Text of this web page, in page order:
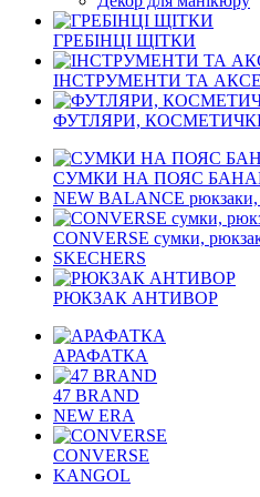
ГРЕБІНЦІ ЩІТКИ
ІНСТРУМЕНТИ ТА
ФУТЛЯРИ,
СУМКИ НА ПОЯС
NEW BALANCE рюкзаки,
CONVERSE сумки,
SKECHERS
РЮКЗАК АНТИВОР
АРАФАТКА
47 BRAND
NEW ERA
CONVERSE
KANGOL